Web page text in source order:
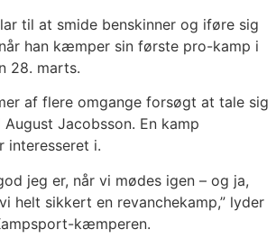
til at smide benskinner og iføre sig
han kæmper sin første pro-kamp i
28. marts.
af flere omgange forsøgt at tale sig
Jacobsson. En kamp
interesseret i.
jeg er, når vi mødes igen – og ja,
helt sikkert en revanchekamp,” lyder
kæmperen.